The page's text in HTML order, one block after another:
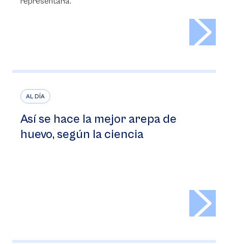
AL DÍA
Así se hace la mejor arepa de
huevo, según la ciencia